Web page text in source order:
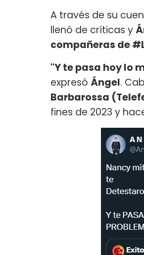
A través de su
llenó de críticas y
compañeras de
"Y te pasa hoy lo
expresó Ángel.
Barbarossa
fines de 2023 y